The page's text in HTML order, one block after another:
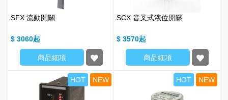
SFX 流動開關
$ 3060
商品細項
SCX 音叉式液位開關
$ 3570
商品細項
HOT NEW HOT NEW